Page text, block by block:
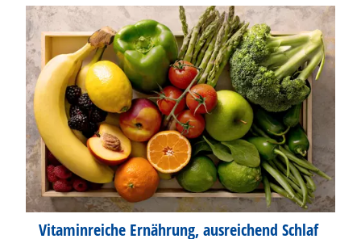
Vitaminreiche Ernährung, ausreichend Schlaf